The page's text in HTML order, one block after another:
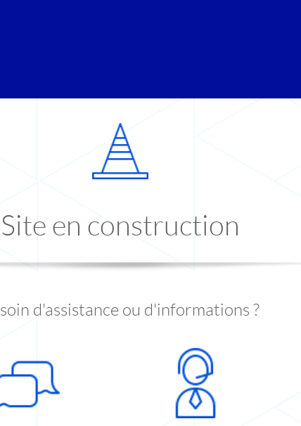
Site en construction
d'assistance ou d'informations ?